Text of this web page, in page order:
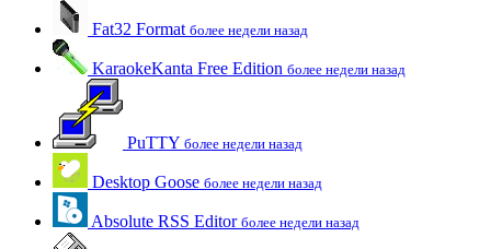
Fat32 Format более недели назад
KaraokeKanta Free Edition более недели назад
PuTTY более недели назад
Desktop Goose более недели назад
Absolute RSS Editor более недели назад